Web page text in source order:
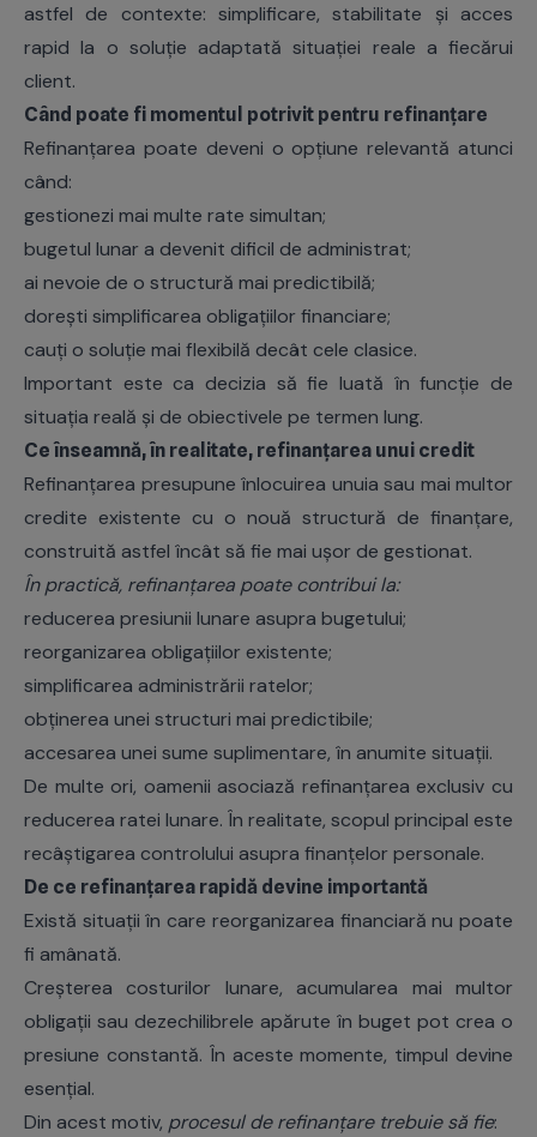
astfel de contexte: simplificare, stabilitate și acces
rapid la o soluție adaptată situației reale a fiecărui
client.
Când poate fi momentul potrivit pentru refinanțare
Refinanțarea poate deveni o opțiune relevantă atunci
când:
gestionezi mai multe rate simultan;
bugetul lunar a devenit dificil de administrat;
ai nevoie de o structură mai predictibilă;
dorești simplificarea obligațiilor financiare;
cauți o soluție mai flexibilă decât cele clasice.
Important este ca decizia să fie luată în funcție de
situația reală și de obiectivele pe termen lung.
Ce înseamnă, în realitate, refinanțarea unui credit
Refinanțarea presupune înlocuirea unuia sau mai multor
credite existente cu o nouă structură de finanțare,
construită astfel încât să fie mai ușor de gestionat.
În practică, refinanțarea poate contribui la:
reducerea presiunii lunare asupra bugetului;
reorganizarea obligațiilor existente;
simplificarea administrării ratelor;
obținerea unei structuri mai predictibile;
accesarea unei sume suplimentare, în anumite situații.
De multe ori, oamenii asociază refinanțarea exclusiv cu
reducerea ratei lunare. În realitate, scopul principal este
recâștigarea controlului asupra finanțelor personale.
De ce refinanțarea rapidă devine importantă
Există situații în care reorganizarea financiară nu poate
fi amânată.
Creșterea costurilor lunare, acumularea mai multor
obligații sau dezechilibrele apărute în buget pot crea o
presiune constantă. În aceste momente, timpul devine
esențial.
Din acest motiv, procesul de refinanțare trebuie să fie: